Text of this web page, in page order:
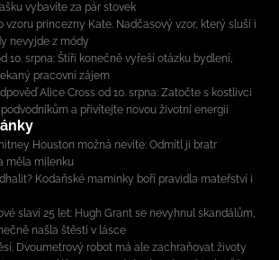
vybavíte za pár stovek
vzoru princezny Kate. Nadčasový vzor, který sluší i
nevyjde z módy
10. srpna: Štíři konečně vyřeší otázku bydlení,
pracovní zájem
Alice Cross od 10. srpna: Zatočte s kostlivci
a přivítejte novou životní energii
Houston možná nevíte: Odmítl ji bratr
měla milenku
Kodaňské maminky boří pravidla mateřství i
slaví 25 let: Hugh Grant se nevyhnul skandálům,
našla štěstí v lásce
Dvoumetrový robot má ale zachraňovat životy